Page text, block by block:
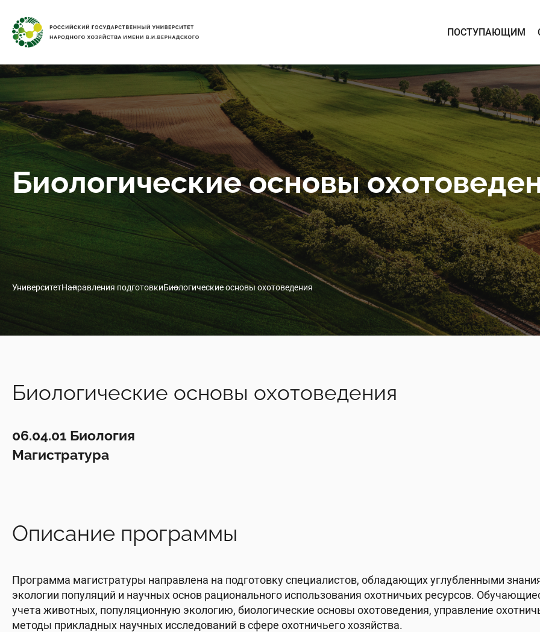
ПОСТУПАЮЩИМ
Биологические основы
УниверситетНаправления подготовкиБиологические основы охотоведения
Биологические основы охотоведения
06.04.01 Биология
Магистратура
Описание программы
Программа магистратуры направлена на подготовку специалистов, обладающих углубленными
экологии популяций и научных основ рационального использования охотничьих ресурсов.
учета животных, популяционную экологию, биологические основы охотоведения, управление
методы прикладных научных исследований в сфере охотничьего хозяйства.